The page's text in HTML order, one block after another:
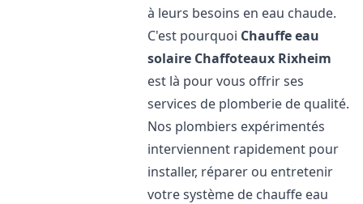
à leurs besoins en eau chaude.
C'est pourquoi Chauffe eau
solaire Chaffoteaux Rixheim
est là pour vous offrir ses
services de plomberie de qualité.
Nos plombiers expérimentés
interviennent rapidement pour
installer, réparer ou entretenir
votre système de chauffe eau